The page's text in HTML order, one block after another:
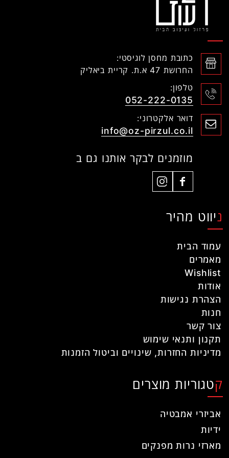
כתובת מחסן לוגיסטי:
החרושת 47 א.ת. קריית ביאליק
טלפון:
052-222-0135
דואר אלקטרוני:
info@oz-pirzul.co.il
מוזמנים לבקר אותנו גם ב
ניווט מהיר
עמוד הבית
מאמרים
Wishlist
אודות
הצהרת נגישות
חנות
צור קשר
תקנון ותנאי שימוש
מדיניות החזרות, שינויים וביטול הזמנות
קטגוריות מוצרים
אביזרי אמבטיה
ידיות
מארזי נרות מפנקים